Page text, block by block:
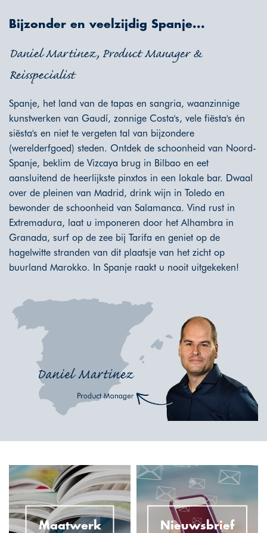
Bijzonder en veelzijdig Spanje...
Daniel Martinez, Product Manager &
Reisspecialist
Spanje, het land van de tapas en sangria, waanzinnige
kunstwerken van Gaudí, zonnige Costa's, vele fiësta's én
siësta's en niet te vergeten tal van bijzondere
(werelderfgoed) steden. Ontdek de schoonheid van Noord-
Spanje, beklim de Vizcaya brug in Bilbao en eet
aansluitend de heerlijkste pinxtos in een lokale bar. Dwaal
over de pleinen van Madrid, drink wijn in Toledo en
bewonder de schoonheid van Salamanca. Vind rust in
Extremadura, laat u imponeren door het Alhambra in
Granada, surf op de zee bij Tarifa en geniet op de
hagelwitte stranden van dit plaatsje van het zicht op
buurland Marokko. In Spanje raakt u nooit uitgekeken!
Maatwerk Nieuwsbrief